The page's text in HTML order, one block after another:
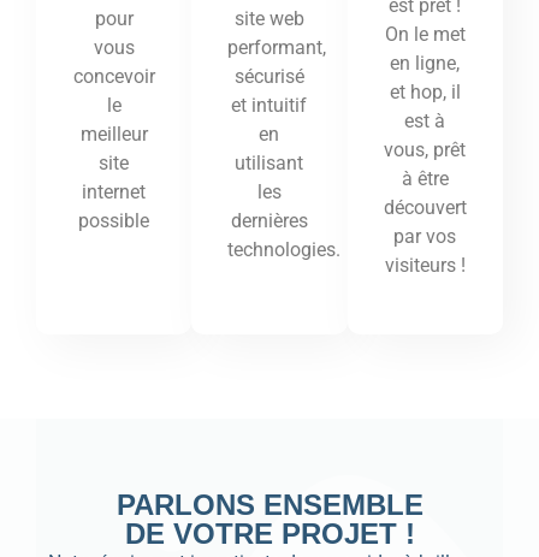
pour
vous
concevoir
le
meilleur
site
internet
possible
site web
performant,
sécurisé
et intuitif
en
utilisant
les
dernières
technologies.
est prêt !
On le met
en ligne,
et hop, il
est à
vous, prêt
à être
découvert
par vos
visiteurs !
PARLONS ENSEMBLE
DE VOTRE PROJET !